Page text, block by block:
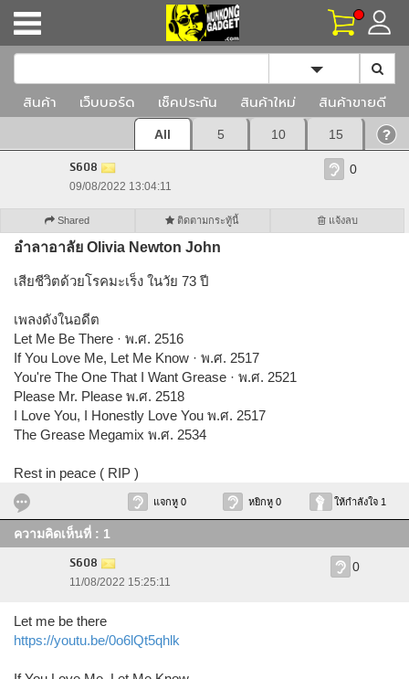
Toggle
สินค้า เว็บบอร์ด เช็คประกัน สินค้าใหม่ สินค้าขายดี
All 5 10 15
S608
09/08/2022 13:04:11
0
Shared ติดตามกระทู้นี้ แจ้งลบ
อำลาอาลัย Olivia Newton John
เสียชีวิตด้วยโรคมะเร็ง ในวัย 73 ปี
เพลงดังในอดีต
Let Me Be There · พ.ศ. 2516
If You Love Me, Let Me Know · พ.ศ. 2517
You're The One That I Want Grease · พ.ศ. 2521
Please Mr. Please พ.ศ. 2518
I Love You, I Honestly Love You พ.ศ. 2517
The Grease Megamix พ.ศ. 2534
Rest in peace ( RIP )
แจกหู 0 หยิกหู 0 ให้กำลังใจ 1
ความคิดเห็นที่ : 1
S608
11/08/2022 15:25:11
0
Let me be there
https://youtu.be/0o6lQt5qhlk